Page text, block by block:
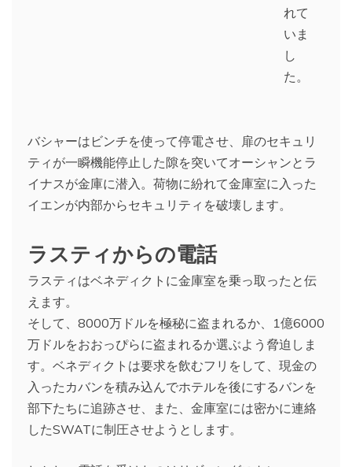
れて
いま
し
た。
バシャーはビンチを使って停電させ、扉のセキュリ
ティが一瞬機能停止した隙を突いてオーシャンとラ
イナスが金庫に潜入。荷物に紛れて金庫室に入った
イエンが内部からセキュリティを破壊します。
ラスティからの電話
ラスティはベネディクトに金庫室を乗っ取ったと伝
えます。
そして、8000万ドルを極秘に盗まれるか、1億6000
万ドルをおおっぴらに盗まれるか選ぶよう脅迫しま
す。ベネディクトは要求を飲むフリをして、現金の
入ったカバンを積み込んでホテルを後にするバンを
部下たちに追跡させ、また、金庫室には密かに連絡
したSWATに制圧させようとします。